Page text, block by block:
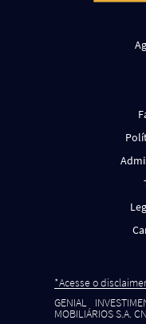
*Acesse o
GENIAL
MOBILIÁRIOS S.A.